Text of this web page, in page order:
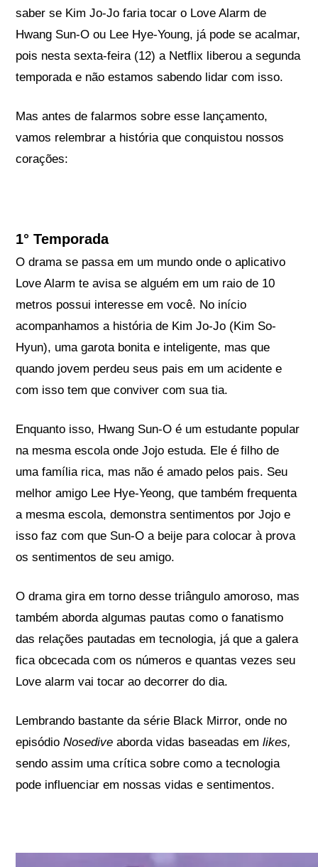
saber se Kim Jo-Jo faria tocar o Love Alarm de
Hwang Sun-O ou Lee Hye-Young, já pode se acalmar,
pois nesta sexta-feira (12) a Netflix liberou a segunda
temporada e não estamos sabendo lidar com isso.
Mas antes de falarmos sobre esse lançamento,
vamos relembrar a história que conquistou nossos
corações:
1° Temporada
O drama se passa em um mundo onde o aplicativo
Love Alarm te avisa se alguém em um raio de 10
metros possui interesse em você. No início
acompanhamos a história de Kim Jo-Jo (Kim So-
Hyun), uma garota bonita e inteligente, mas que
quando jovem perdeu seus pais em um acidente e
com isso tem que conviver com sua tia.
Enquanto isso, Hwang Sun-O é um estudante popular
na mesma escola onde Jojo estuda. Ele é filho de
uma família rica, mas não é amado pelos pais. Seu
melhor amigo Lee Hye-Yeong, que também frequenta
a mesma escola, demonstra sentimentos por Jojo e
isso faz com que Sun-O a beije para colocar à prova
os sentimentos de seu amigo.
O drama gira em torno desse triângulo amoroso, mas
também aborda algumas pautas como o fanatismo
das relações pautadas em tecnologia, já que a galera
fica obcecada com os números e quantas vezes seu
Love alarm vai tocar ao decorrer do dia.
Lembrando bastante da série Black Mirror, onde no
episódioNosediveaborda vidas baseadas emlikes,
sendo assim uma crítica sobre como a tecnologia
pode influenciar em nossas vidas e sentimentos.